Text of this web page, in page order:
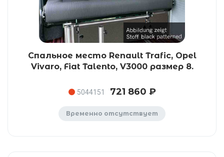
Спальное место Renault Trafic, Opel
Vivaro, Fiat Talento, V3000 размер 8.
5044151 721 860 ₽
Временно отсутствует